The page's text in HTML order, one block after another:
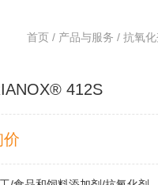
首页 / 产品与服务 / 抗氧
412S
价